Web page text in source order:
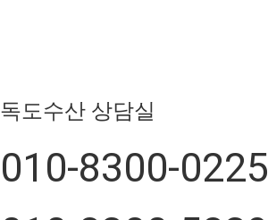
독도수산 상담실
010-8300-0225